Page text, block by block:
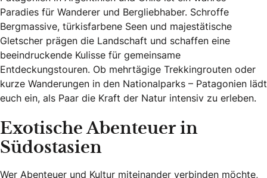
Paradies für Wanderer und Bergliebhaber. Schroffe
Bergmassive, türkisfarbene Seen und majestätische
Gletscher prägen die Landschaft und schaffen eine
beeindruckende Kulisse für gemeinsame
Entdeckungstouren. Ob mehrtägige Trekkingrouten oder
kurze Wanderungen in den Nationalparks – Patagonien lädt
euch ein, als Paar die Kraft der Natur intensiv zu erleben.
Exotische Abenteuer in
Südostasien
Wer Abenteuer und Kultur miteinander verbinden möchte,